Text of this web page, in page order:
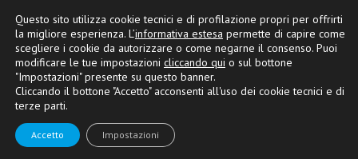
Questo sito utilizza cookie tecnici e di profilazione propri per offrirti
la migliore esperienza. L’informativa estesa permette di capire come
scegliere i cookie da autorizzare o come negarne il consenso. Puoi
modificare le tue impostazioni cliccando qui o sul bottone
"Impostazioni" presente su questo banner.
Cliccando il bottone "Accetto" acconsenti all'uso dei cookie tecnici e di
terze parti.
Accetto Impostazioni